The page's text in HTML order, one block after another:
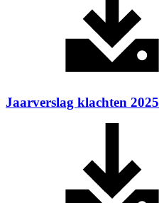
Jaarverslag klachten 2025